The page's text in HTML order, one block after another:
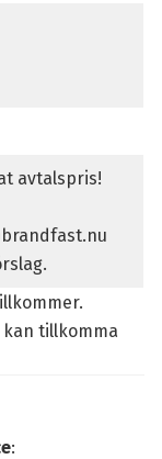
avtalspris!
tillkomma
: